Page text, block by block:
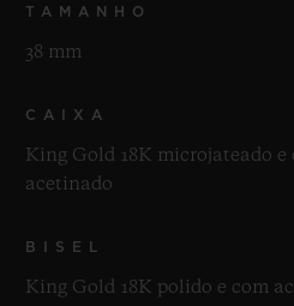
TAMANHO
38 mm
CAIXA
King Gold 18K microjateado e
acetinado
BISEL
King Gold 18K polido e com